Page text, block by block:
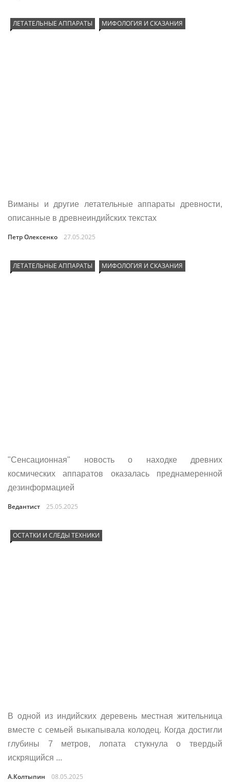
ЛЕТАТЕЛЬНЫЕ АППАРАТЫ МИФОЛОГИЯ И СКАЗАНИЯ
Виманы и другие летательные аппараты древности,
описанные в древнеиндийских текстах
Петр Олексенко 27.05.2025
ЛЕТАТЕЛЬНЫЕ АППАРАТЫ МИФОЛОГИЯ И СКАЗАНИЯ
"Сенсационная" новость о находке древних
космических аппаратов оказалась преднамеренной
дезинформацией
Ведантист 25.05.2025
ОСТАТКИ И СЛЕДЫ ТЕХНИКИ
В одной из индийских деревень местная жительница
вместе с семьей выкапывала колодец. Когда достигли
глубины 7 метров, лопата стукнула о твердый
искрящийся ...
А.Колтыпин 08.05.2025